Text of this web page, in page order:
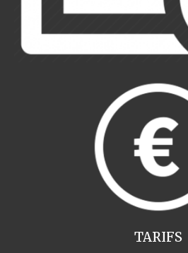
TARIFS